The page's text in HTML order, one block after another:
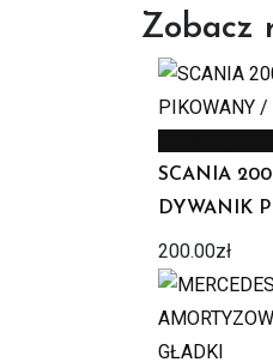
Zobacz
SCANIA
DYWANIK
200.00zł